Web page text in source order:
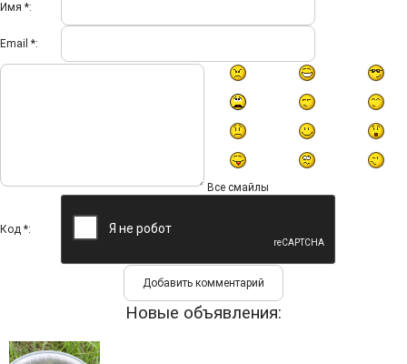
Имя *:
Email *:
Все смайлы
Код *:
Новые объявления: